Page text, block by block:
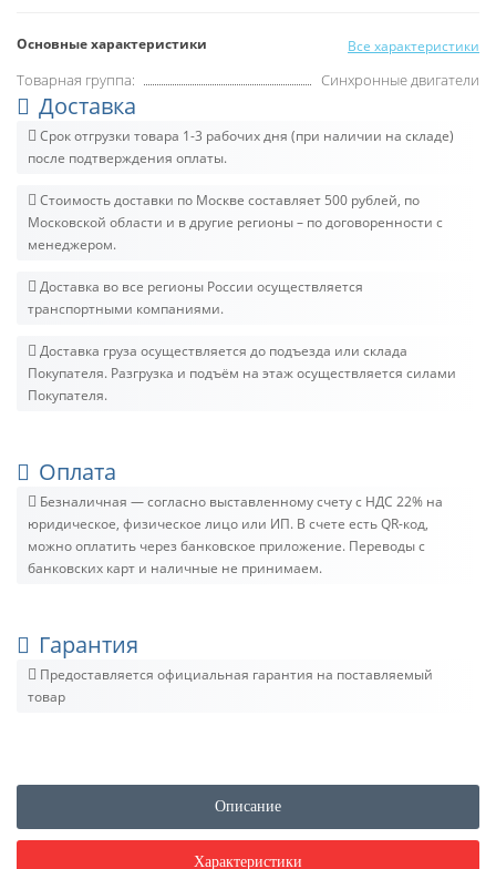
Основные характеристики Все характеристики
Товарная группа: Синхронные двигатели
Доставка
Срок отгрузки товара 1-3 рабочих дня (при наличии на складе)
после подтверждения оплаты.
Стоимость доставки по Москве составляет 500 рублей, по
Московской области и в другие регионы – по договоренности с
менеджером.
Доставка во все регионы России осуществляется
транспортными компаниями.
Доставка груза осуществляется до подъезда или склада
Покупателя. Разгрузка и подъём на этаж осуществляется силами
Покупателя.
Оплата
Безналичная — согласно выставленному счету c НДС 22% на
юридическое, физическое лицо или ИП. В счете есть QR-код,
можно оплатить через банковское приложение. Переводы с
банковских карт и наличные не принимаем.
Гарантия
Предоставляется официальная гарантия на поставляемый
товар
Описание
Характеристики